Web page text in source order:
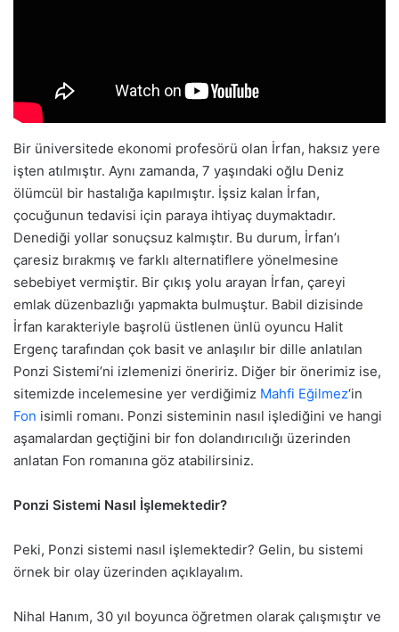
Bir üniversitede ekonomi profesörü olan İrfan, haksız yere
işten atılmıştır. Aynı zamanda, 7 yaşındaki oğlu Deniz
ölümcül bir hastalığa kapılmıştır. İşsiz kalan İrfan,
çocuğunun tedavisi için paraya ihtiyaç duymaktadır.
Denediği yollar sonuçsuz kalmıştır. Bu durum, İrfan’ı
çaresiz bırakmış ve farklı alternatiflere yönelmesine
sebebiyet vermiştir. Bir çıkış yolu arayan İrfan, çareyi
emlak düzenbazlığı yapmakta bulmuştur. Babil dizisinde
İrfan karakteriyle başrolü üstlenen ünlü oyuncu Halit
Ergenç tarafından çok basit ve anlaşılır bir dille anlatılan
Ponzi Sistemi’ni izlemenizi öneririz. Diğer bir önerimiz ise,
sitemizde incelemesine yer verdiğimiz Mahfi Eğilmez‘in
Fon isimli romanı. Ponzi sisteminin nasıl işlediğini ve hangi
aşamalardan geçtiğini bir fon dolandırıcılığı üzerinden
anlatan Fon romanına göz atabilirsiniz.
Ponzi Sistemi Nasıl İşlemektedir?
Peki, Ponzi sistemi nasıl işlemektedir? Gelin, bu sistemi
örnek bir olay üzerinden açıklayalım.
Nihal Hanım, 30 yıl boyunca öğretmen olarak çalışmıştır ve